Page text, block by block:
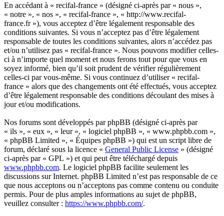
En accédant à « recifal-france » (désigné ci-après par « nous »,
« notre », « nos », « recifal-france », « http://www.recifal-
france.fr »), vous acceptez d’être légalement responsable des
conditions suivantes. Si vous n’acceptez pas d’être légalement
responsable de toutes les conditions suivantes, alors n’accédez pas
et/ou n’utilisez pas « recifal-france ». Nous pouvons modifier celles-
ci à n’importe quel moment et nous ferons tout pour que vous en
soyez informé, bien qu’il soit prudent de vérifier régulièrement
celles-ci par vous-même. Si vous continuez d’utiliser « recifal-
france » alors que des changements ont été effectués, vous acceptez
d’être légalement responsable des conditions découlant des mises à
jour et/ou modifications.
Nos forums sont développés par phpBB (désigné ci-après par
« ils », « eux », « leur », « logiciel phpBB », « www.phpbb.com »,
« phpBB Limited », « Équipes phpBB ») qui est un script libre de
forum, déclaré sous la licence « General Public License » (désigné
ci-après par « GPL ») et qui peut être téléchargé depuis
www.phpbb.com. Le logiciel phpBB facilite seulement les
discussions sur Internet. phpBB Limited n’est pas responsable de ce
que nous acceptons ou n’acceptons pas comme contenu ou conduite
permis. Pour de plus amples informations au sujet de phpBB,
veuillez consulter : https://www.phpbb.com/.